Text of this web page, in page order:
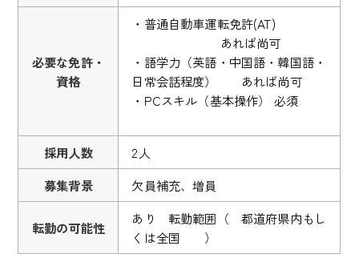
必要な免許・
資格
・普通自動車運転免許(AT)
あれば尚可
・語学力（英語・中国語・韓国語・
日常会話程度） あれば尚可
・PCスキル（基本操作） 必須
採用人数
2人
募集背景
欠員補充、増員
転勤の可能性
あり 転勤範囲（ 都道府県内もし
くは全国 ）